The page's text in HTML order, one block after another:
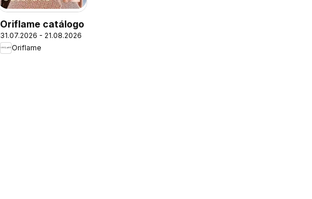
Oriflame catálogo
31.07.2026 - 21.08.2026
Oriflame